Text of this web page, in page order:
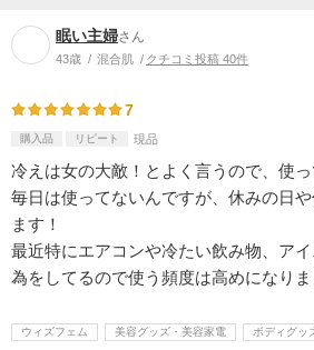
眠い主婦さん
43歳 混合肌 クチコミ投稿 40件
7
購入品 リピート 現品
冷えは女の大敵！とよく言うので、使っ
毎日は使ってないんですが、休みの日
ます！
最近特にエアコンや冷たい飲み物、ア
為をしてるので使う頻度は高めになりま
ウィズフェム 美容グッズ・美容家電 ボディグッ